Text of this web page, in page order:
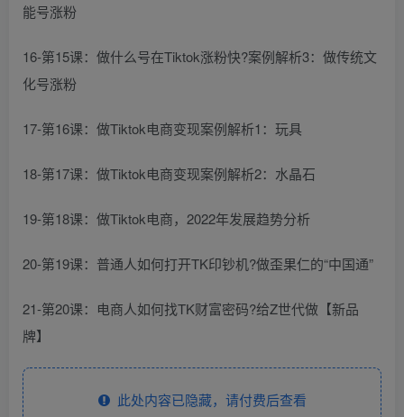
能号涨粉
16-第15课：做什么号在Tiktok涨粉快?案例解析3：做传统文
化号涨粉
17-第16课：做Tiktok电商变现案例解析1：玩具
18-第17课：做Tiktok电商变现案例解析2：水晶石
19-第18课：做Tiktok电商，2022年发展趋势分析
20-第19课：普通人如何打开TK印钞机?做歪果仁的“中国通”
21-第20课：电商人如何找TK财富密码?给Z世代做【新品
牌】
此处内容已隐藏，请付费后查看